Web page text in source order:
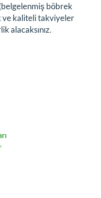
böbrek
ve kaliteli takviyeler
alacaksınız.